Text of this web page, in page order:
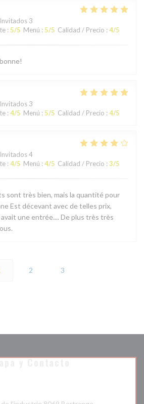
3
: 5/5 Menú : 5/5 Calidad / Precio : 4/5
3
: 4/5 Menú : 5/5 Calidad / Precio : 4/5
4
: 4/5 Menú : 4/5 Calidad / Precio : 3/5
sont très bien, mais la quantité pour
Est décevant avec de telles prix,
une entrée.... De plus très très
2 3
y Contacto